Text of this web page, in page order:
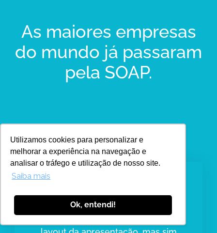
Utilizamos cookies para personalizar e
melhorar a experiência na navegação e
analisar o tráfego e utilização de nosso site.
Saiba mais
Ok, entendi!
As maiores empresas
do mundo já passaram
pela SOAP.
"A SOAP não é somente sobre fazer o